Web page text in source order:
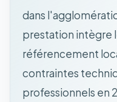
dans
prestation intègre
référencement
contraintes
professionnels en